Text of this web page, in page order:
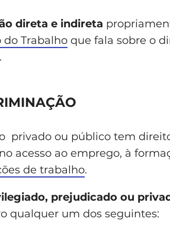
direta e indireta
do Trabalho que fala sobre o
privado ou público tem
no acesso ao emprego, à
de trabalho.
prejudicado ou
qualquer um dos seguintes: